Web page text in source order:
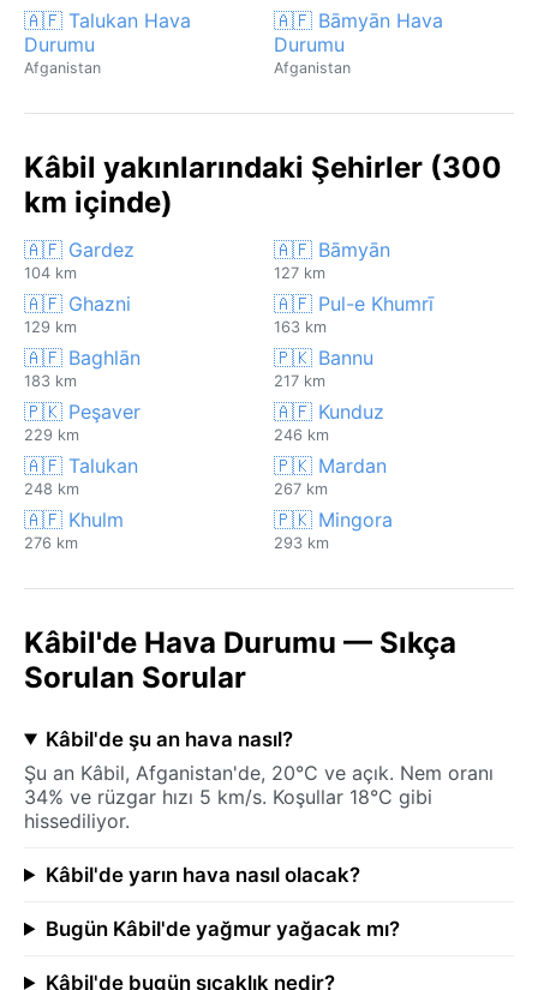
🇦🇫 Talukan Hava
Durumu
Afganistan
🇦🇫 Bāmyān Hava
Durumu
Afganistan
Kâbil yakınlarındaki Şehirler (300
km içinde)
🇦🇫 Gardez
104 km
🇦🇫 Bāmyān
127 km
🇦🇫 Ghazni
129 km
🇦🇫 Pul-e Khumrī
163 km
🇦🇫 Baghlān
183 km
🇵🇰 Bannu
217 km
🇵🇰 Peşaver
229 km
🇦🇫 Kunduz
246 km
🇦🇫 Talukan
248 km
🇵🇰 Mardan
267 km
🇦🇫 Khulm
276 km
🇵🇰 Mingora
293 km
Kâbil'de Hava Durumu — Sıkça
Sorulan Sorular
Kâbil'de şu an hava nasıl?
Şu an Kâbil, Afganistan'de, 20°C ve açık. Nem oranı
34% ve rüzgar hızı 5 km/s. Koşullar 18°C gibi
hissediliyor.
Kâbil'de yarın hava nasıl olacak?
Bugün Kâbil'de yağmur yağacak mı?
Kâbil'de bugün sıcaklık nedir?